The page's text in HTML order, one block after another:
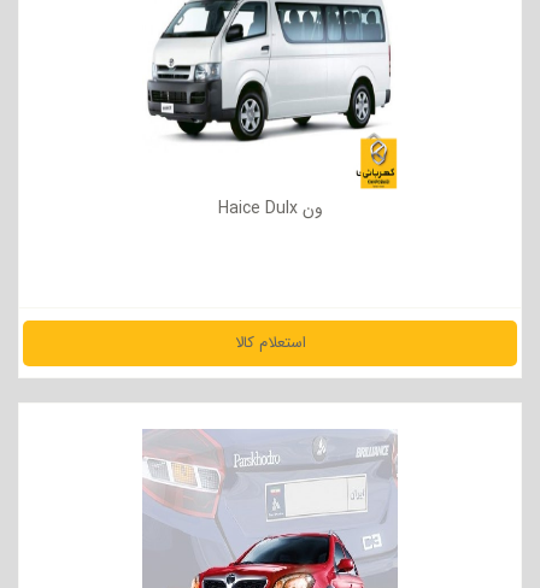
ون Haice Dulx
استعلام کالا
مشاهده جزئیات